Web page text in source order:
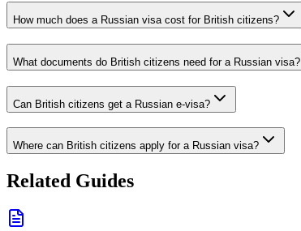
How much does a Russian visa cost for British citizens?
What documents do British citizens need for a Russian visa?
Can British citizens get a Russian e-visa?
Where can British citizens apply for a Russian visa?
Related Guides